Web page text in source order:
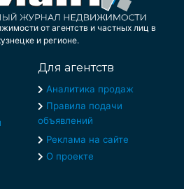
от агентств и частных лиц в
и регионе.
Для агентств
Аналитика продаж
Правила подачи
объявлений
Реклама на сайте
О проекте